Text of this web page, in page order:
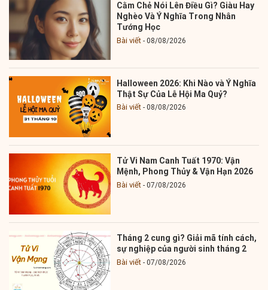
Cằm Chẻ Nói Lên Điều Gì? Giàu Hay
Nghèo Và Ý Nghĩa Trong Nhân
Tướng Học
Bài viết 08/08/2026
Halloween 2026: Khi Nào và Ý Nghĩa
Thật Sự Của Lễ Hội Ma Quỷ?
Bài viết 08/08/2026
Tử Vi Nam Canh Tuất 1970: Vận
Mệnh, Phong Thủy & Vận Hạn 2026
Bài viết 07/08/2026
Tháng 2 cung gì? Giải mã tính cách,
sự nghiệp của người sinh tháng 2
Bài viết 07/08/2026